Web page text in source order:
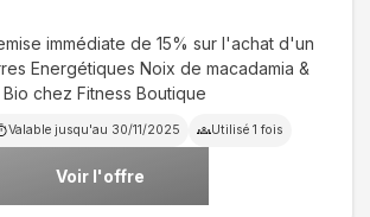
immédiate de 15% sur l'achat d'un
Energétiques Noix de macadamia &
chez Fitness Boutique
Valable jusqu'au 30/11/2025 Utilisé 1 fois
Voir l'offre